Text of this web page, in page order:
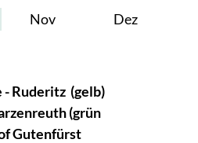
Nov Dez
- Ruderitz (gelb)
(grün
Gutenfürst